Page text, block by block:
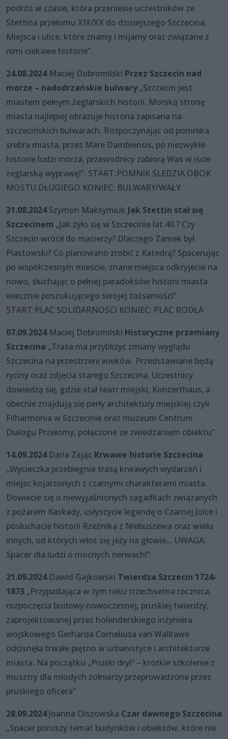
podróż w czasie, która przeniesie uczestników ze
Stettina przełomu XIX/XX do dzisiejszego Szczecina.
Miejsca i ulice, które znamy i mijamy oraz związane z
nimi ciekawe historie”.
24.08.2024Maciej Dobromilski Przez Szczecin nad
morze – nadodrzańskie bulwary „Szczecin jest
miastem pełnym żeglarskich historii. Morską stronę
miasta najlepiej obrazuje historia zapisana na
szczecińskich bulwarach. Rozpoczynając od pomnika
srebra miasta, przez Mare Dambiensis, po niezwykłe
historie ludzi morza, przewodnicy zabiorą Was w iście
żeglarską wyprawę!”. START:POMNIK ŚLEDZIA OBOK
MOSTU DŁUGIEGO KONIEC: BULWARY/WAŁY
31.08.2024Szymon Maksymiuk Jak Stettin stał się
Szczecinem „Jak żyło się w Szczecinie lat 40.? Czy
Szczecin wrócił do macierzy? Dlaczego Zamek był
Piastowski? Co planowano zrobić z Katedrą? Spacerując
po współczesnym mieście, znane miejsca odkryjecie na
nowo, słuchając o pełnej paradoksów historii miasta
wiecznie poszukującego swojej tożsamości”.
START:PLAC SOLIDARNOŚCI KONIEC: PLAC RODŁA
07.09.2024 Maciej Dobromilski Historyczne przemiany
Szczecina „Trasa ma przybliżyć zmiany wyglądu
Szczecina na przestrzeni wieków. Przedstawiane będą
ryciny oraz zdjęcia starego Szczecina. Uczestnicy
dowiedzą się, gdzie stał teatr miejski, Koncerthaus, a
obecnie znajdują się perły architektury miejskiej czyli
Filharmonia w Szczecinie oraz muzeum Centrum
Dialogu Przełomy, połączone ze zwiedzaniem obiektu”
14.09.2024Daria Zając Krwawe historie Szczecina
„Wycieczka przebiegnie trasą krwawych wydarzeń i
miejsc kojarzonych z czarnymi charakterami miasta.
Dowiecie się o niewyjaśnionych zagadkach związanych
z pożarem Kaskady, usłyszycie legendę o Czarnej Jolce i
posłuchacie historii Rzeźnika z Niebuszewa oraz wielu
innych, od których włos się jeży na głowie... UWAGA:
Spacer dla ludzi o mocnych nerwach!”
21.09.2024 Dawid Gajkowski Twierdza Szczecin 1724-
1873 „Przypadająca w tym roku trzechsetna rocznica,
rozpoczęcia budowy nowoczesnej, pruskiej twierdzy,
zaprojektowanej przez holenderskiego inżyniera
wojskowego Gerharda Corneliusa van Wallrawe
odcisnęła trwałe piętno w urbanistyce i architekturze
miasta. Na początku „Pruski dryl” – krótkie szkolenie z
musztry dla młodych żołnierzy przeprowadzone przez
pruskiego oficera”
28.09.2024Joanna Olszowska Czar dawnego Szczecina
„Spacer poruszy temat budynków i obiektów, które nie